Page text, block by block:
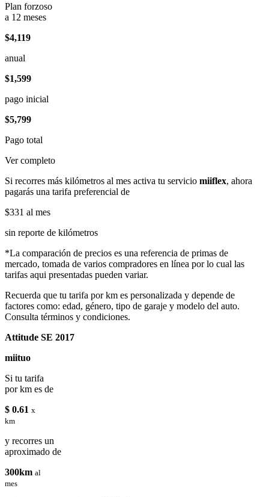
Plan forzoso
a 12 meses
$4,119
anual
$1,599
pago inicial
$5,799
Pago total
Ver completo
Si recorres más kilómetros al mes activa tu servicio miiflex, ahora
pagarás una tarifa preferencial de
$331 al mes
sin reporte de kilómetros
*La comparación de precios es una referencia de primas de
mercado, tomada de varios compradores en línea por lo cual las
tarifas aqui presentadas pueden variar.
Recuerda que tu tarifa por km es personalizada y depende de
factores como: edad, género, tipo de garaje y modelo del auto.
Consulta términos y condiciones.
Attitude SE 2017
miituo
Si tu tarifa
por km es de
$ 0.61 x
km
y recorres un
aproximado de
300km al
mes